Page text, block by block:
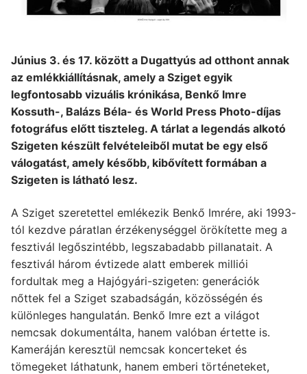
Június 3. és 17. között a Dugattyús ad otthont annak
az emlékkiállításnak, amely a Sziget egyik
legfontosabb vizuális krónikása, Benkő Imre
Kossuth-, Balázs Béla- és World Press Photo-díjas
fotográfus előtt tiszteleg. A tárlat a legendás alkotó
Szigeten készült felvételeiből mutat be egy első
válogatást, amely később, kibővített formában a
Szigeten is látható lesz.
A Sziget szeretettel emlékezik Benkő Imrére, aki 1993-
tól kezdve páratlan érzékenységgel örökítette meg a
fesztivál legőszintébb, legszabadabb pillanatait. A
fesztivál három évtizede alatt emberek milliói
fordultak meg a Hajógyári-szigeten: generációk
nőttek fel a Sziget szabadságán, közösségén és
különleges hangulatán. Benkő Imre ezt a világot
nemcsak dokumentálta, hanem valóban értette is.
Kameráján keresztül nemcsak koncerteket és
tömegeket láthatunk, hanem emberi történeteket,